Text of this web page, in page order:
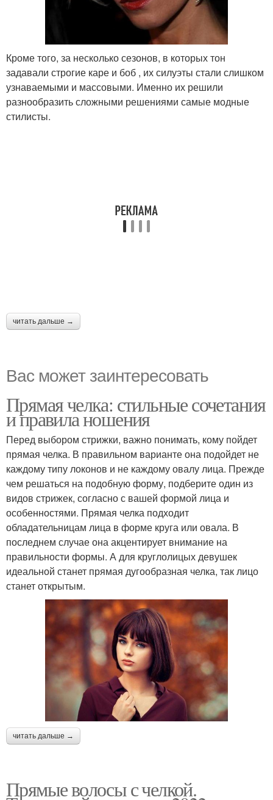
Кроме того, за несколько сезонов, в которых тон
задавали строгие каре и боб , их силуэты стали слишком
узнаваемыми и массовыми. Именно их решили
разнообразить сложными решениями самые модные
стилисты.
читать дальше →
Вас может заинтересовать
Прямая челка: стильные сочетания
и правила ношения
Перед выбором стрижки, важно понимать, кому пойдет
прямая челка. В правильном варианте она подойдет не
каждому типу локонов и не каждому овалу лица. Прежде
чем решаться на подобную форму, подберите один из
видов стрижек, согласно с вашей формой лица и
особенностями. Прямая челка подходит
обладательницам лица в форме круга или овала. В
последнем случае она акцентирует внимание на
правильности формы. А для круглолицых девушек
идеальной станет прямая дугообразная челка, так лицо
станет открытым.
читать дальше →
Прямые волосы с челкой.